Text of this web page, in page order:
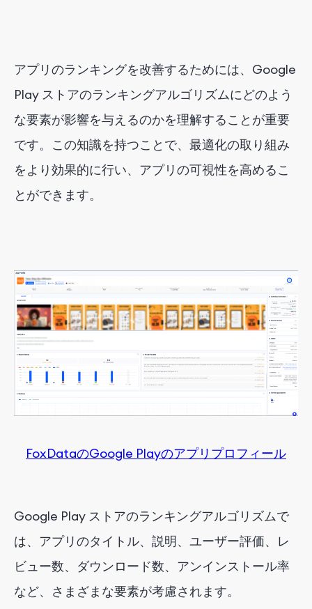
アプリのランキングを改善するためには、Google
Play ストアのランキングアルゴリズムにどのよう
な要素が影響を与えるのかを理解することが重要
です。この知識を持つことで、最適化の取り組み
をより効果的に行い、アプリの可視性を高めるこ
とができます。
FoxDataのGoogle Playのアプリプロフィール
Google Play ストアのランキングアルゴリズムで
は、アプリのタイトル、説明、ユーザー評価、レ
ビュー数、ダウンロード数、アンインストール率
など、さまざまな要素が考慮されます。